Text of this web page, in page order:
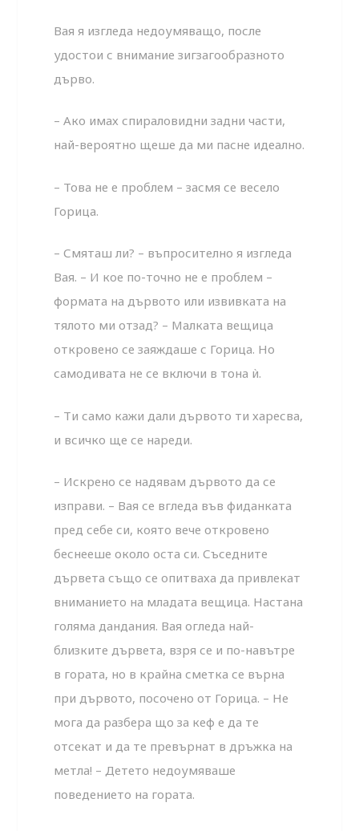
Вая я изгледа недоумяващо, после
удостои с внимание зигзагообразното
дърво.
– Ако имах спираловидни задни части,
най-вероятно щеше да ми пасне идеално.
– Това не е проблем – засмя се весело
Горица.
– Смяташ ли? – въпросително я изгледа
Вая. – И кое по-точно не е проблем –
формата на дървото или извивката на
тялото ми отзад? – Малката вещица
откровено се заяждаше с Горица. Но
самодивата не се включи в тона ѝ.
– Ти само кажи дали дървото ти харесва,
и всичко ще се нареди.
– Искрено се надявам дървото да се
изправи. – Вая се вгледа във фиданката
пред себе си, която вече откровено
беснееше около оста си. Съседните
дървета също се опитваха да привлекат
вниманието на младата вещица. Настана
голяма дандания. Вая огледа най-
близките дървета, взря се и по-навътре
в гората, но в крайна сметка се върна
при дървото, посочено от Горица. – Не
мога да разбера що за кеф е да те
отсекат и да те превърнат в дръжка на
метла! – Детето недоумяваше
поведението на гората.